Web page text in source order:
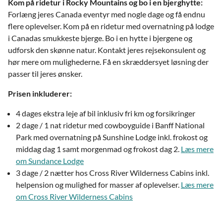
Kom på ridetur i Rocky Mountains og bo i en bjerghytte:
Forlæng jeres Canada eventyr med nogle dage og få endnu
flere oplevelser. Kom på en ridetur med overnatning på lodge
i Canadas smukkeste bjerge. Bo i en hytte i bjergene og
udforsk den skønne natur. Kontakt jeres rejsekonsulent og
hør mere om mulighederne. Få en skræddersyet løsning der
passer til jeres ønsker.
Prisen inkluderer:
4 dages ekstra leje af bil inklusiv fri km og forsikringer
2 dage / 1 nat ridetur med cowboyguide i Banff National
Park med overnatning på Sunshine Lodge inkl. frokost og
middag dag 1 samt morgenmad og frokost dag 2. Læs mere
om Sundance Lodge
3 dage / 2 nætter hos Cross River Wilderness Cabins inkl.
helpension og mulighed for masser af oplevelser. Læs mere
om Cross River Wilderness Cabins